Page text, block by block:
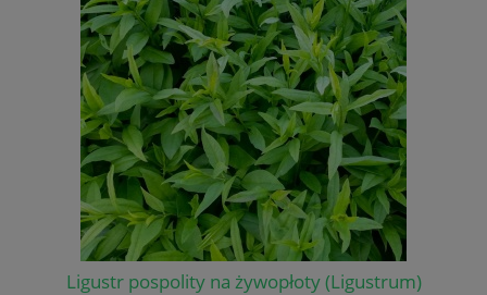
Ligustr pospolity na żywopłoty (Ligustrum)